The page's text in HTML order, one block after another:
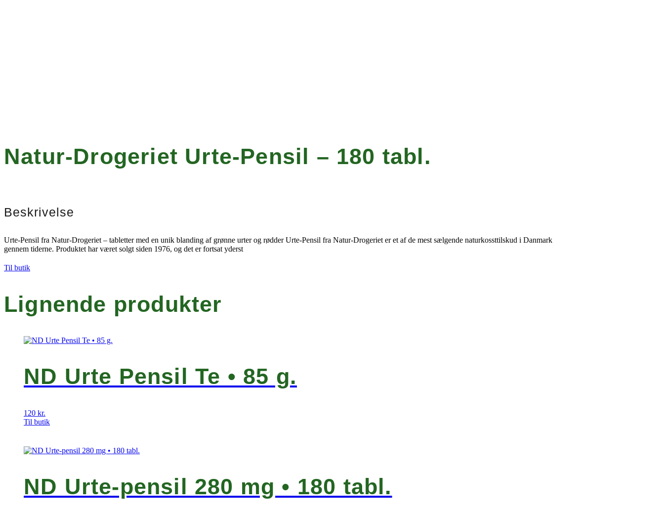
Natur-Drogeriet Urte-Pensil – 180 tabl.
Beskrivelse
Urte-Pensil fra Natur-Drogeriet – tabletter med en unik blanding af grønne urter og rødder Urte-Pensil fra Natur-Drogeriet er et af de mest sælgende naturkossttilskud i Danmark
gennem tiderne. Produktet har været solgt siden 1976, og det er fortsat yderst
Til butik
Lignende produkter
ND Urte Pensil Te • 85 g.
120 kr.
Til butik
ND Urte-pensil 280 mg • 180 tabl.